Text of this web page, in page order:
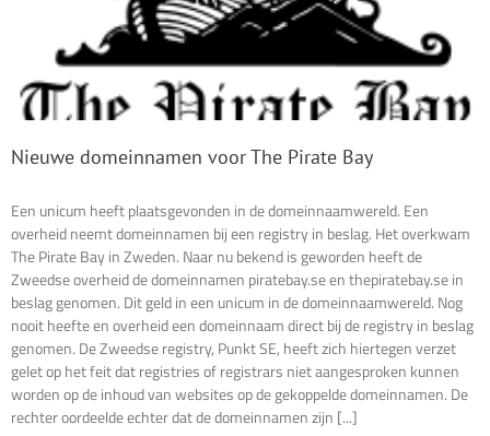
Nieuwe domeinnamen voor The Pirate Bay
Een unicum heeft plaatsgevonden in de domeinnaamwereld. Een
overheid neemt domeinnamen bij een registry in beslag. Het overkwam
The Pirate Bay in Zweden. Naar nu bekend is geworden heeft de
Zweedse overheid de domeinnamen piratebay.se en thepiratebay.se in
beslag genomen. Dit geld in een unicum in de domeinnaamwereld. Nog
nooit heefte en overheid een domeinnaam direct bij de registry in beslag
genomen. De Zweedse registry, Punkt SE, heeft zich hiertegen verzet
gelet op het feit dat registries of registrars niet aangesproken kunnen
worden op de inhoud van websites op de gekoppelde domeinnamen. De
rechter oordeelde echter dat de domeinnamen zijn [...]